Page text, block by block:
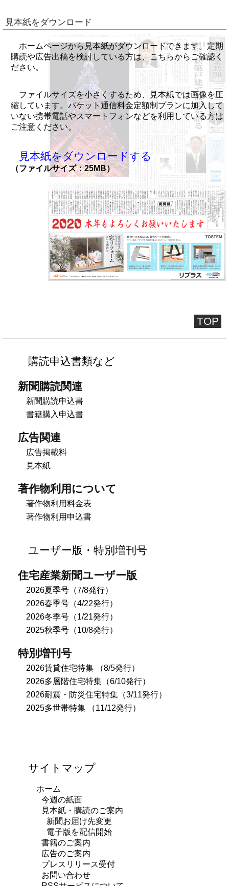
見本紙をダウンロード
ホームページから見本紙がダウンロードできます。定期
購読や広告出稿を検討している方は、こちらからご確認く
ださい。
ファイルサイズを小さくするため、見本紙では画像を圧
縮しています。パケット通信料金定額制プランに加入して
いない携帯電話やスマートフォンなどを利用している方は
ご注意ください。
見本紙をダウンロードする
（ファイルサイズ：25MB）
TOP
購読申込書類など
新聞購読関連
新聞購読申込書
書籍購入申込書
広告関連
広告掲載料
見本紙
著作物利用について
著作物利用料金表
著作物利用申込書
ユーザー版・特別増刊号
住宅産業新聞ユーザー版
2026夏季号（7/8発行）
2026春季号（4/22発行）
2026冬季号（1/21発行）
2025秋季号（10/8発行）
特別増刊号
2026賃貸住宅特集 （8/5発行）
2026多層階住宅特集（6/10発行）
2026耐震・防災住宅特集（3/11発行）
2025多世帯特集 （11/12発行）
サイトマップ
ホーム
今週の紙面
見本紙・購読のご案内
新聞お届け先変更
電子版を配信開始
書籍のご案内
広告のご案内
プレスリリース受付
お問い合わせ